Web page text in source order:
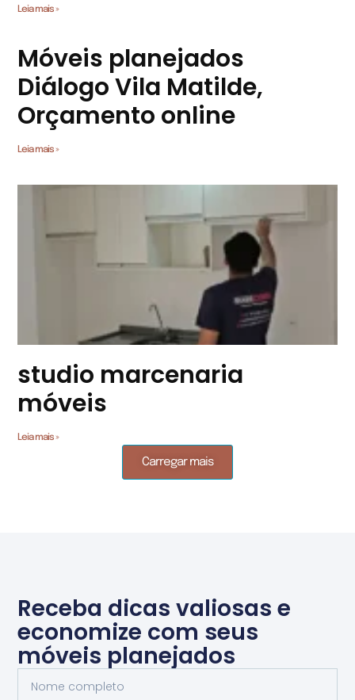
Leia mais »
Móveis planejados
Diálogo Vila Matilde,
Orçamento online
Leia mais »
studio marcenaria
móveis
Leia mais »
Carregar mais
Receba dicas valiosas e
economize com seus
móveis planejados